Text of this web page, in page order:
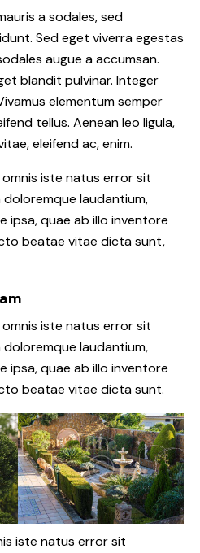
a sodales, sed
Sed eget viverra egestas
augue a accumsan.
blandit pulvinar. Integer
elementum semper
tellus. Aenean leo ligula,
eleifend ac, enim.
iste natus error sit
laudantium,
ipsa, quae ab illo inventore
beatae vitae dicta sunt,
iste natus error sit
laudantium,
ipsa, quae ab illo inventore
beatae vitae dicta sunt.
iste natus error sit